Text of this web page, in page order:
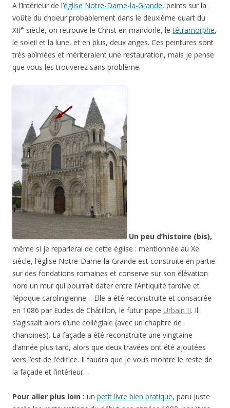
A l’intérieur de l’église Notre-Dame-la-Grande, peints sur la
voûte du choeur probablement dans le deuxième quart du
XIIe siècle, on retrouve le Christ en mandorle, letétramorphe,
le soleil et la lune, et en plus, deux anges. Ces peintures sont
très abîmées et mériteraient une restauration, mais je pense
que vous les trouverez sans problème.
Un peu d’histoire (bis),
même si je reparlerai de cette église : mentionnée au Xe
siècle, l’église Notre-Dame-la-Grande est construite en partie
sur des fondations romaines et conserve sur son élévation
nord un mur qui pourrait dater entre l’Antiquité tardive et
l’époque carolingienne… Elle a été reconstruite et consacrée
en 1086 par Eudes de Châtillon, le futur pape Urbain II. Il
s’agissait alors d’une collégiale (avec un chapitre de
chanoines). La façade a été reconstruite une vingtaine
d’année plus tard, alors que deux travées ont été ajoutées
vers l’est de l’édifice. Il faudra que je vous montre le reste de
la façade et l’intérieur…
Pour aller plus loin : un petit livre bien pratique, paru juste